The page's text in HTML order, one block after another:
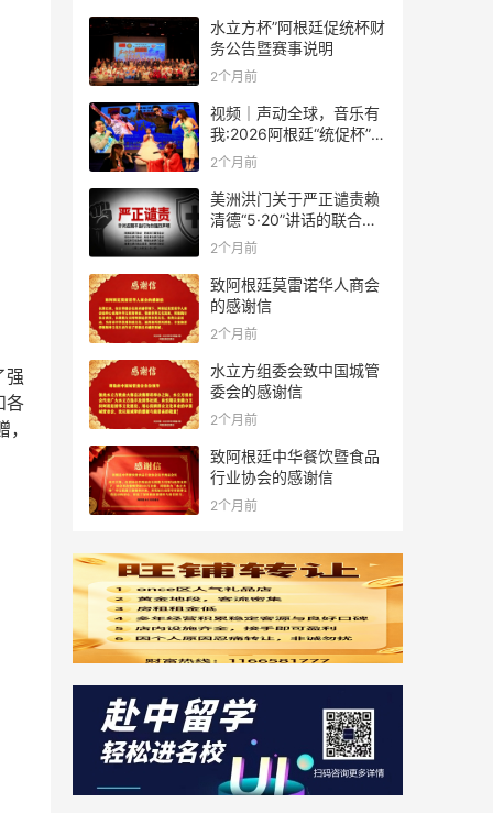
强
各
，
水立方杯”阿根廷促统杯财
务公告暨赛事说明
2个月前
视频｜声动全球，音乐有
我:2026阿根廷“统促杯”水
立方中文歌曲大赛总决赛
2个月前
美洲洪门关于严正谴责赖
清德“5·20”讲话的联合声
明
2个月前
致阿根廷莫雷诺华人商会
的感谢信
2个月前
水立方组委会致中国城管
委会的感谢信
2个月前
致阿根廷中华餐饮暨食品
行业协会的感谢信
2个月前